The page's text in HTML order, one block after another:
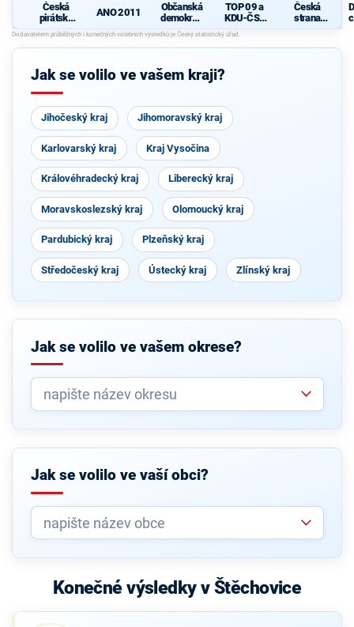
Česká
pirátská
strana
ANO 2011
Občanská
demokrati
cká strana
TOP 09 a
KDU-ČSL
- Společně
pro jižní
Čechy
Česká
strana
sociálně
cká
Jak se volilo ve vašem kraji?
Jihočeský kraj Jihomoravský kraj
Karlovarský kraj Kraj Vysočina
Královéhradecký kraj Liberecký kraj
Moravskoslezský kraj Olomoucký kraj
Pardubický kraj Plzeňský kraj
Středočeský kraj Ústecký kraj Zlínský kraj
Jak se volilo ve vašem okrese?
Jak se volilo ve vaší obci?
Konečné výsledky v Štěchovice